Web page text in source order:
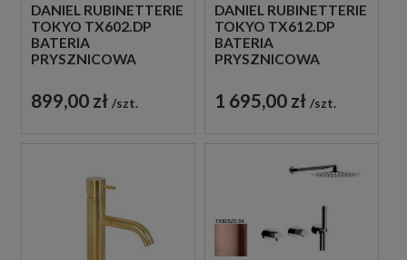
DANIEL RUBINETTERIE
TOKYO TX602.DP
BATERIA
PRYSZNICOWA
JEDNOUCHWYTOWA
ZŁOTO
899,00 zł szt.
DANIEL RUBINETTERIE
TOKYO TX612.DP
BATERIA
PRYSZNICOWA
JEDNOUCHWYTOWA
ZŁOTO
1 695,00 zł szt.